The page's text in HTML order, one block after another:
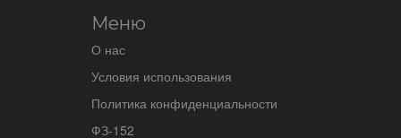
Меню
О нас
Условия использования
Политика конфиденциальности
ФЗ-152